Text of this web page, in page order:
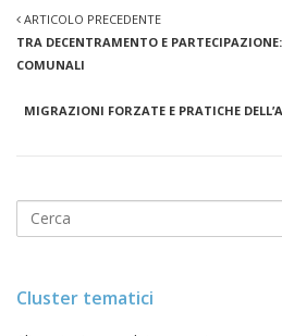
ARTICOLO PRECEDENTE
TRA DECENTRAMENTO E
COMUNALI
MIGRAZIONI FORZATE E PRATICHE
Cluster tematici